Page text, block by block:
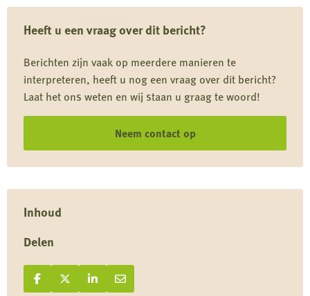
Heeft u een vraag over dit bericht?
Berichten zijn vaak op meerdere manieren te
interpreteren, heeft u nog een vraag over dit bericht?
Laat het ons weten en wij staan u graag te woord!
Neem contact op
Inhoud
Delen
Deel op Facebook
Deel
Deel op X
Deel
Deel op LinkedIn
Deel
Deel via e-mail
Deel
blokkeert
predatiebeheer
negeert
Europese